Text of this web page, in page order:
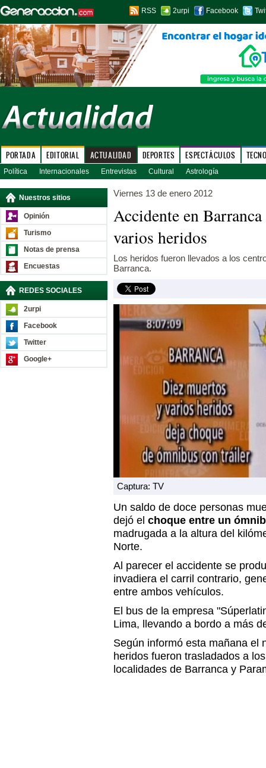
RSS 2urpi Facebook
PORTADA EDITORIAL ACTUALIDAD DEPORTES ESPECTÁCULOS
Política Internacionales Entrevistas Cultural Astrología
Nuestros sitios
Opinión
Turismo
Notas de prensa
Encuestas
REDES SOCIALES
2urpi
Facebook
Twitter
Google+
Viernes 13 de enero 2012
Accidente en
varios heridos
Los heridos fueron llevados a los
Barranca.
Captura: TV
Un saldo de doce personas
dejó el choque entre un
madrugada a la altura del
Norte.
Al parecer el accidente se
invadiera el carril contrario,
entre ambos vehículos.
El bus de la empresa
Lima, llevando a bordo a más
Según informó esta mañana el
heridos fueron trasladados a
localidades de Barranca y